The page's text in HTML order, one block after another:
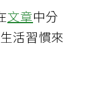
文章中分
活習慣來